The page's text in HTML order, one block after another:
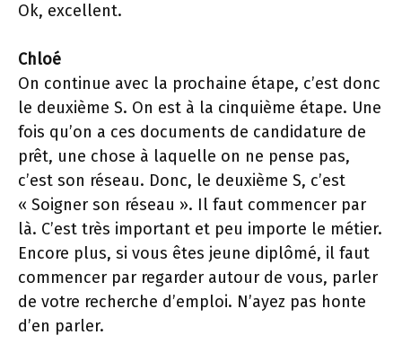
Ok, excellent.
Chloé
On continue avec la prochaine étape, c’est donc
le deuxième S. On est à la cinquième étape. Une
fois qu’on a ces documents de candidature de
prêt, une chose à laquelle on ne pense pas,
c’est son réseau. Donc, le deuxième S, c’est
« Soigner son réseau ». Il faut commencer par
là. C’est très important et peu importe le métier.
Encore plus, si vous êtes jeune diplômé, il faut
commencer par regarder autour de vous, parler
de votre recherche d’emploi. N’ayez pas honte
d’en parler.